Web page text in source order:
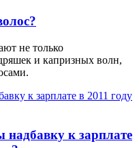
не только
и капризных волн,
надбавку к зарплате